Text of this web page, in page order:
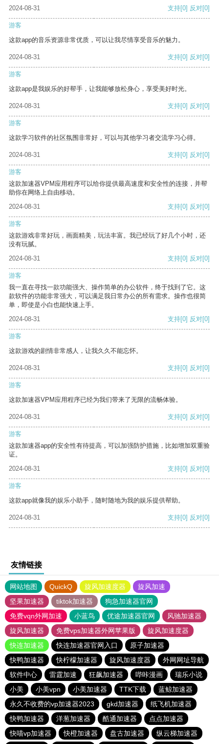
2024-08-31 支持[0] 反对[0]
游客
这款app的音乐资源非常优质，可以让我尽情享受音乐的魅力。
2024-08-31 支持[0] 反对[0]
游客
这款app是我娱乐的好帮手，让我能够放松身心，享受美好时光。
2024-08-31 支持[0] 反对[0]
游客
这款学习软件的社区氛围非常好，可以与其他学习者交流学习心得。
2024-08-31 支持[0] 反对[0]
游客
这款加速器VPM应用程序可以给你提供最高速度和安全性的连接，并帮
助你在网络上自由移动。
2024-08-31
支持[0] 反对[0]
游客
这款游戏非常好玩，画面精美，玩法丰富。我已经玩了好几个小时，还
没有玩腻。
2024-08-31
支持[0] 反对[0]
游客
我一直在寻找一款功能强大、操作简单的办公软件，终于找到了它。这
款软件的功能非常强大，可以满足我日常办公的所有需求。操作也很简
单，即使是小白也能快速上手。
2024-08-31
支持[0] 反对[0]
游客
这款游戏的剧情非常感人，让我久久不能忘怀。
2024-08-31 支持[0] 反对[0]
游客
这款加速器VPM应用程序已经为我们带来了无限的流畅体验。
2024-08-31 支持[0] 反对[0]
游客
这款加速器app的安全性有待提高，可以加强防护措施，比如增加双重验
证。
2024-08-31
支持[0] 反对[0]
游客
这款app就像我的娱乐小助手，随时随地为我的娱乐提供帮助。
2024-08-31 支持[0] 反对[0]
友情链接
网站地图 QuickQ 旋风加速度器
旋风加速
坚果加速器
tiktok加速器
狗急加速器官网
免费vqn外网加速
小蓝鸟 优途加速器官网
风驰加速器
旋风加速器
免费vps加速器外网苹果版
旋风加速度器
快连加速器
快连加速器官网入口
原子加速器
快鸭加速器
快柠檬加速器 旋风加速度器
外网网址导航
软件中心
雷霆加速 狂飙加速器 哔咔漫画
瑞乐小说
小美
小美vpn 小美加速器 TTK下载
蓝鲸加速器
永久不收费的vp加速器2023
gkd加速器
纸飞机加速器
快鸭加速器
洋葱加速器 酷通加速器
点点加速器
快喵vp加速器
快橙加速器 盘古加速器 纵云梯加速器